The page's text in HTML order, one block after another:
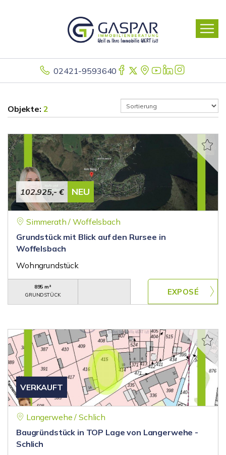
02421-9593640
Objekte: 2
102.925,- € NEU
Simmerath / Woffelsbach
Grundstück mit Blick auf den Rursee in
Woffelsbach
Wohngrundstück
895 m²
GRUNDSTÜCK
VERKAUFT
Langerwehe / Schlich
Baugründstück in TOP Lage von Langerwehe -
Schlich